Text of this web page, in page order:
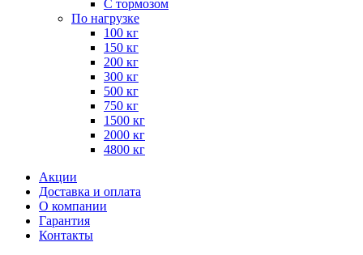
С тормозом
По нагрузке
100 кг
150 кг
200 кг
300 кг
500 кг
750 кг
1500 кг
2000 кг
4800 кг
Акции
Доставка и оплата
О компании
Гарантия
Контакты